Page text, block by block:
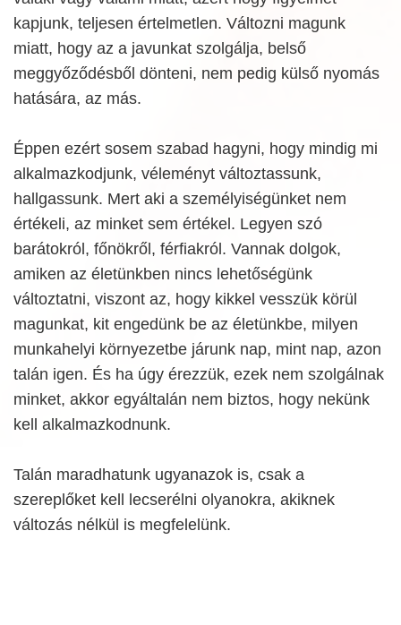
kapjunk, teljesen értelmetlen. Változni magunk
miatt, hogy az a javunkat szolgálja, belső
meggyőződésből dönteni, nem pedig külső nyomás
hatására, az más.
Éppen ezért sosem szabad hagyni, hogy mindig mi
alkalmazkodjunk, véleményt változtassunk,
hallgassunk. Mert aki a személyiségünket nem
értékeli, az minket sem értékel. Legyen szó
barátokról, főnökről, férfiakról. Vannak dolgok,
amiken az életünkben nincs lehetőségünk
változtatni, viszont az, hogy kikkel vesszük körül
magunkat, kit engedünk be az életünkbe, milyen
munkahelyi környezetbe járunk nap, mint nap, azon
talán igen. És ha úgy érezzük, ezek nem szolgálnak
minket, akkor egyáltalán nem biztos, hogy nekünk
kell alkalmazkodnunk.
Talán maradhatunk ugyanazok is, csak a
szereplőket kell lecserélni olyanokra, akiknek
változás nélkül is megfelelünk.